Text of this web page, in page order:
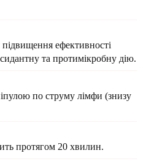
ефективності
та протимікробну дію.
по струму лімфи (знизу
протягом 20 хвилин.